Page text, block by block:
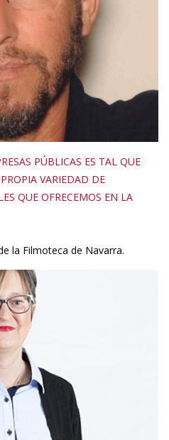
PÚBLICAS ES TAL QUE
VARIEDAD DE
QUE OFRECEMOS EN LA
la Filmoteca de Navarra.